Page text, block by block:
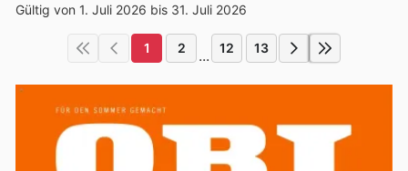
Gültig von 1. Juli 2026 bis 31. Juli 2026
1 2 ... 12 13